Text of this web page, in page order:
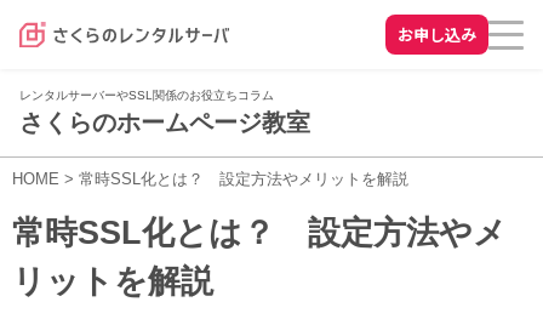
お申し込み
レンタルサーバーやSSL関係のお役立ちコラム
さくらのホームページ教室
HOME > 常時SSL化とは？ 設定方法やメリットを解説
常時SSL化とは？ 設定方法やメ
リットを解説